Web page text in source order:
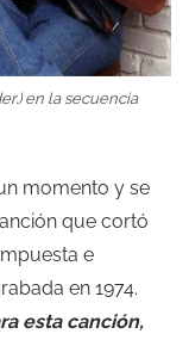
en la secuencia
momento y se
que cortó
e
en 1974.
esta canción,